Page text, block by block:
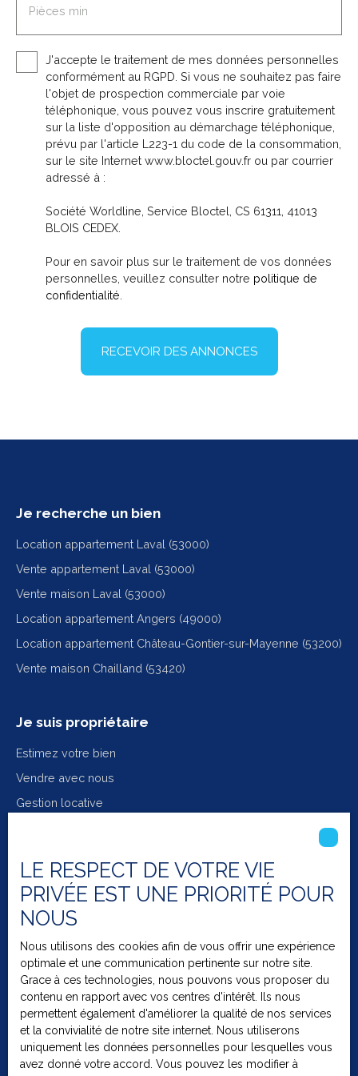
Pièces min
J'accepte le traitement de mes données personnelles
conformément au RGPD. Si vous ne souhaitez pas faire
l'objet de prospection commerciale par voie
téléphonique, vous pouvez vous inscrire gratuitement
sur la liste d'opposition au démarchage téléphonique,
prévu par l'article L223-1 du code de la consommation,
sur le site Internet www.bloctel.gouv.fr ou par courrier
adressé à :
Société Worldline, Service Bloctel, CS 61311, 41013
BLOIS CEDEX.
Pour en savoir plus sur le traitement de vos données
personnelles, veuillez consulter notre politique de
confidentialité
RECEVOIR DES ANNONCES
Je recherche un bien
Location appartement Laval (53000)
Vente appartement Laval (53000)
Vente maison Laval (53000)
Location appartement Angers (49000)
Location appartement Château-Gontier-sur-Mayenne (53200)
Vente maison Chailland (53420)
Je suis propriétaire
Estimez votre bien
Vendre avec nous
Gestion locative
Nos honoraires
Mentions légales
Plan du site
Gérer les cookies
Propulsé par
LE RESPECT DE VOTRE VIE
PRIVÉE EST UNE PRIORITÉ POUR
NOUS
Nous utilisons des cookies afin de vous offrir une expérience
optimale et une communication pertinente sur notre site.
Grace à ces technologies, nous pouvons vous proposer du
contenu en rapport avec vos centres d'intérêt. Ils nous
permettent également d'améliorer la qualité de nos services
et la convivialité de notre site internet. Nous utiliserons
uniquement les données personnelles pour lesquelles vous
avez donné votre accord. Vous pouvez les modifier à